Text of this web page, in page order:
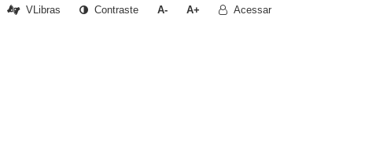
VLibras Contraste A- A+ Acessar